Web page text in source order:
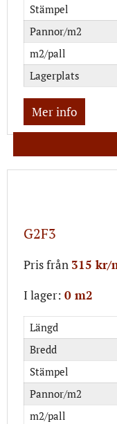
Stämpel
Pannor/m2
m2/pall
Lagerplats
Mer info
G2F3
Pris från 315 kr/
I lager: 0 m2
Längd
Bredd
Stämpel
Pannor/m2
m2/pall